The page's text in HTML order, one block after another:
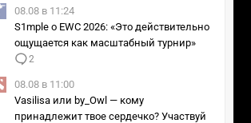
08.08 в 11:24
S1mple о EWC 2026: «Это действительно
ощущается как масштабный турнир»
2
08.08 в 11:00
Vasilisa или by_Owl — кому
принадлежит твое сердечко? Участвуй